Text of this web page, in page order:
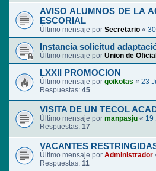
AVISO ALUMNOS DE LA
ESCORIAL
Último mensaje por Secretario «
Instancia solicitud
Último mensaje por Union de
LXXII PROMOCION
Último mensaje por goikotas « 23
Respuestas: 45
VISITA DE UN TECOL
Último mensaje por manpasju « 19
Respuestas: 17
VACANTES
Último mensaje por Administrador
Respuestas: 11